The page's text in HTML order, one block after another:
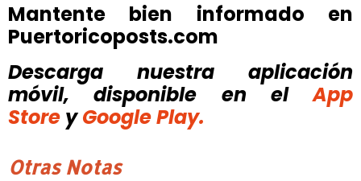
Mantente bien informado en
Puertoricoposts.com
Descarga nuestra aplicación
móvil, disponible
en el
App
Store y Google Play.
Otras Notas